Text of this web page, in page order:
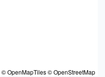
© OpenMapTiles© OpenStreetMap